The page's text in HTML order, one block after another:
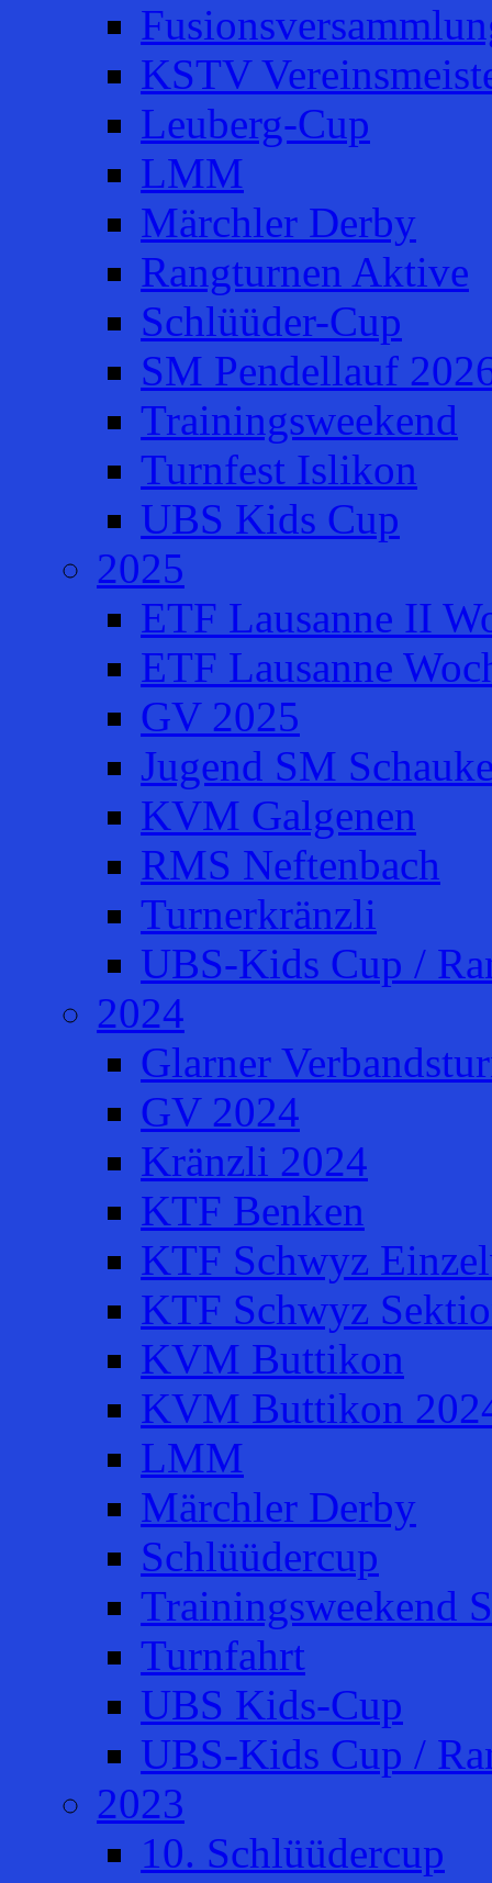
KSTV
Leuberg-Cup
LMM
Märchler Derby
Rangturnen Aktive
Schlüüder-Cup
SM Pendellauf
Trainingsweekend
Turnfest Islikon
UBS Kids Cup
2025
ETF Lausanne II
ETF Lausanne
GV 2025
Jugend SM
KVM Galgenen
RMS Neftenbach
Turnerkränzli
UBS-Kids Cup /
2024
Glarner
GV 2024
Kränzli 2024
KTF Benken
KTF Schwyz
KTF Schwyz
KVM Buttikon
KVM Buttikon
LMM
Märchler Derby
Schlüüdercup
Trainingsweekend
Turnfahrt
UBS Kids-Cup
UBS-Kids Cup /
2023
10. Schlüüdercup